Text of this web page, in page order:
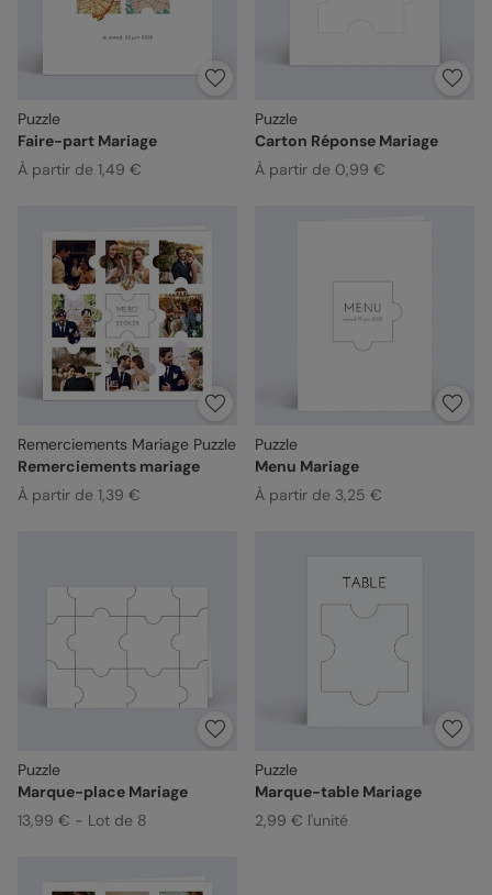
Puzzle
Faire-part Mariage
À partir de 1,49 €
Puzzle
Carton Réponse Mariage
À partir de 0,99 €
Remerciements Mariage Puzzle
Remerciements mariage
À partir de 1,39 €
Puzzle
Menu Mariage
À partir de 3,25 €
Puzzle
Marque-place Mariage
13,99 € - Lot de 8
Puzzle
Marque-table Mariage
2,99 € l'unité